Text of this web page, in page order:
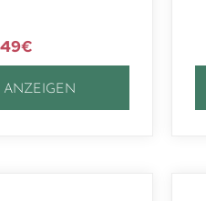
€
ANZEIGEN